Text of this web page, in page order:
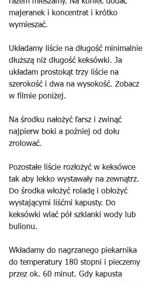
majeranek i koncentrat i krótko
wymieszać.
Układamy liście na długość minimalnie
dłuższą niż długość keksówki. Ja
układam prostokąt trzy liście na
szerokość i dwa na wysokość. Zobacz
w filmie poniżej.
Na środku nałożyć farsz i zwinąć
najpierw boki a poźniej od dołu
zrolować.
Pozostałe liście rozłożyć w keksówce
tak aby lekko wystawały na zewnątrz.
Do środka włożyć roladę i obłożyć
wystającymi liśćmi kapusty. Do
keksówki wlać pół szklanki wody lub
bulionu.
Wkładamy do nagrzanego piekarnika
do temperatury 180 stopni i pieczemy
przez ok. 60 minut. Gdy kapusta